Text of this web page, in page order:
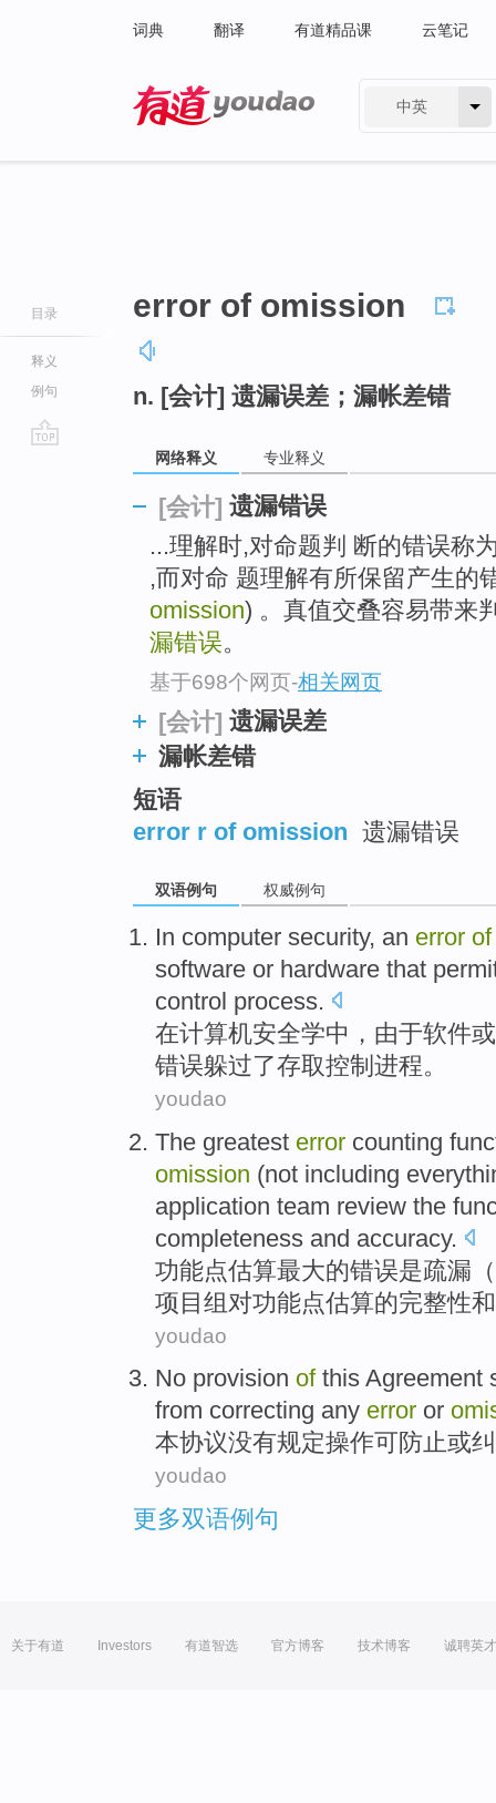
词典 翻译 有道精品课 云笔记
中英
目录
释义
例句
error of omission
n. [会计] 遗漏误差；漏帐差错
网络释义 专业释义
[会计] 遗漏错误
...理解时,对命题判 断的错误称
,而对命 题理解有所保留产生的
omission) 。真值交叠容易带来
漏错误。
基于698个网页-相关网页
[会计] 遗漏误差
漏帐差错
短语
error r of omission 遗漏错误
双语例句 权威例句
In computer security, an error of
software or hardware that
control process.
在计算机安全学中，由于软件或
错误躲过了存取控制进程。
youdao
The greatest error counting
omission (not including
application team review the
completeness and accuracy.
功能点估算最大的错误是疏漏 （
项目组对功能点估算的完整性和
youdao
No provision of this Agreement
from correcting any error or
本协议没有规定操作可 防止或
youdao
更多双语例句
关于有道 Investors 有道智选 官方博客 技术博客 诚聘英才